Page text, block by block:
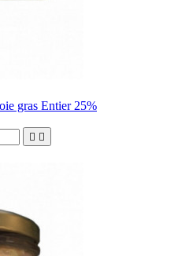
gras Entier 25%
 